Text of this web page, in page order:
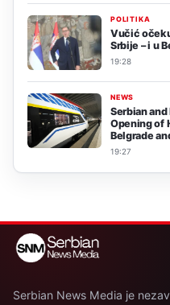
POLITIKA
Vučić
Srbije – i u
19:28
NEWS
Serbian
Opening of
Belgrade
19:27
Serbian News Media je